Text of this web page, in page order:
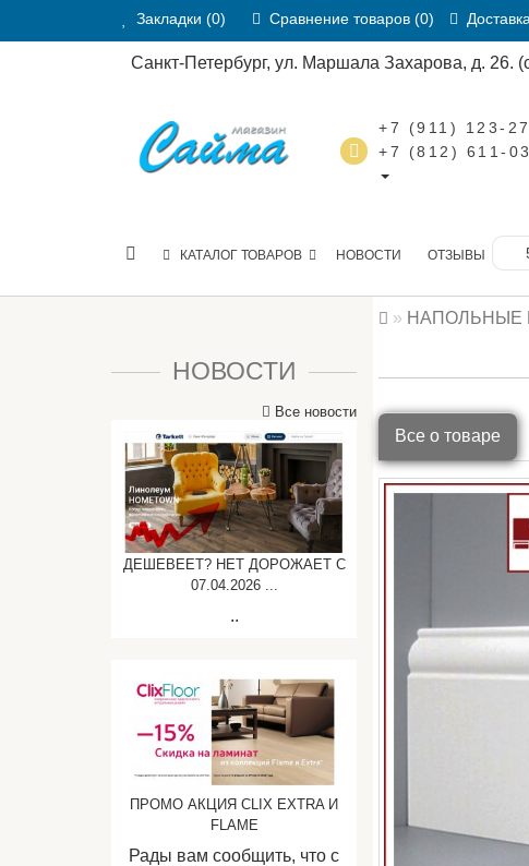
Закладки (0) Сравнение товаров (0)
Санкт-Петербург, ул. Маршала Захарова, д. 26.
+7 (911) 123-
+7 (812) 611-
КАТАЛОГ ТОВАРОВ НОВОСТИ ОТЗЫВЫ
НОВОСТИ
Все новости
ДЕШЕВЕЕТ? НЕТ ДОРОЖАЕТ C
07.04.2026 ...
..
ПРОМО АКЦИЯ CLIX EXTRA И
FLAME
Рады вам сообщить, что с
НАПОЛЬНЫЕ
Все о товаре